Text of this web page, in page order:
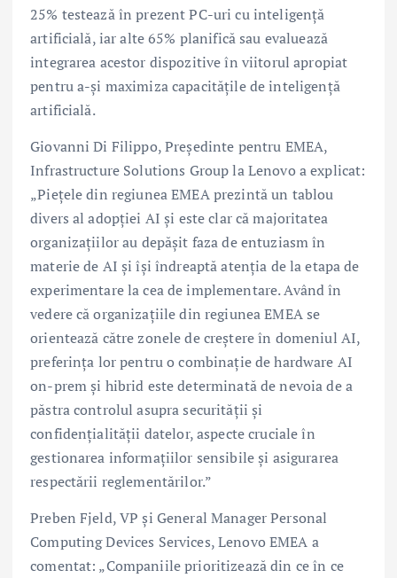
25% testează în prezent PC-uri cu inteligență
artificială, iar alte 65% planifică sau evaluează
integrarea acestor dispozitive în viitorul apropiat
pentru a-și maximiza capacitățile de inteligență
artificială.
Giovanni Di Filippo, Președinte pentru EMEA,
Infrastructure Solutions Group la Lenovo a explicat:
„Piețele din regiunea EMEA prezintă un tablou
divers al adopției AI și este clar că majoritatea
organizațiilor au depășit faza de entuziasm în
materie de AI și își îndreaptă atenția de la etapa de
experimentare la cea de implementare. Având în
vedere că organizațiile din regiunea EMEA se
orientează către zonele de creștere în domeniul AI,
preferința lor pentru o combinație de hardware AI
on-prem și hibrid este determinată de nevoia de a
păstra controlul asupra securității și
confidențialității datelor, aspecte cruciale în
gestionarea informațiilor sensibile și asigurarea
respectării reglementărilor.”
Preben Fjeld, VP și General Manager Personal
Computing Devices Services, Lenovo EMEA a
comentat: „Companiile prioritizează din ce în ce